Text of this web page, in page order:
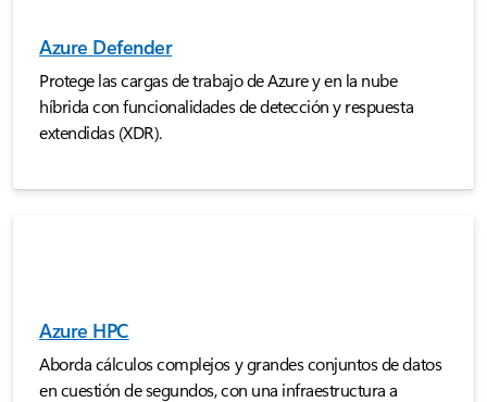
Azure Defender
Protege las cargas de trabajo de Azure y en la nube
híbrida con funcionalidades de detección y respuesta
extendidas (XDR).
Azure HPC
Aborda cálculos complejos y grandes conjuntos de datos
en cuestión de segundos, con una infraestructura a